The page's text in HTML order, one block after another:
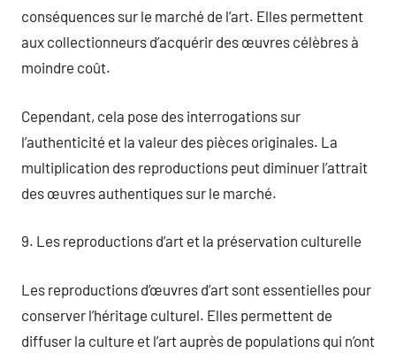
conséquences sur le marché de l’art. Elles permettent
aux collectionneurs d’acquérir des œuvres célèbres à
moindre coût.
Cependant, cela pose des interrogations sur
l’authenticité et la valeur des pièces originales. La
multiplication des reproductions peut diminuer l’attrait
des œuvres authentiques sur le marché.
9. Les reproductions d’art et la préservation culturelle
Les reproductions d’œuvres d’art sont essentielles pour
conserver l’héritage culturel. Elles permettent de
diffuser la culture et l’art auprès de populations qui n’ont